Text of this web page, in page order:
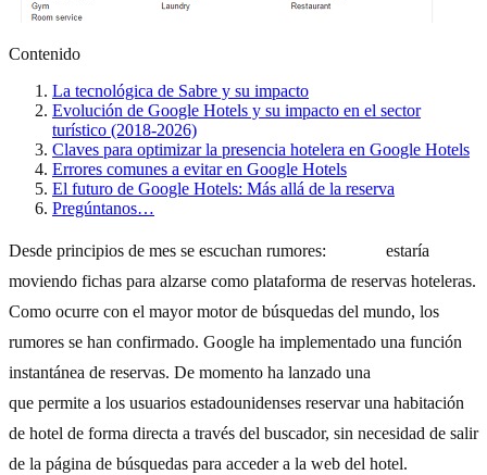
Contenido
La tecnológica de Sabre y su impacto
Evolución de Google Hotels y su impacto en el sector
turístico (2018-2026)
Claves para optimizar la presencia hotelera en Google Hotels
Errores comunes a evitar en Google Hotels
El futuro de Google Hotels: Más allá de la reserva
Pregúntanos…
Desde principios de mes se escuchan rumores:
estaría
moviendo fichas para alzarse como plataforma de reservas hoteleras.
Como ocurre con el mayor motor de búsquedas del mundo, los
rumores se han confirmado. Google ha implementado una función
instantánea de reservas. De momento ha lanzado una
que permite a los usuarios estadounidenses reservar una habitación
de hotel de forma directa a través del buscador, sin necesidad de salir
de la página de búsquedas para acceder a la web del hotel.